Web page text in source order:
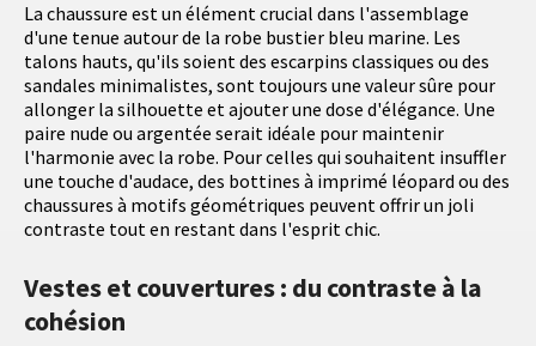
La chaussure est un élément crucial dans l'assemblage
d'une tenue autour de la robe bustier bleu marine. Les
talons hauts, qu'ils soient des escarpins classiques ou des
sandales minimalistes, sont toujours une valeur sûre pour
allonger la silhouette et ajouter une dose d'élégance. Une
paire nude ou argentée serait idéale pour maintenir
l'harmonie avec la robe. Pour celles qui souhaitent insuffler
une touche d'audace, des bottines à imprimé léopard ou des
chaussures à motifs géométriques peuvent offrir un joli
contraste tout en restant dans l'esprit chic.
Vestes et couvertures : du contraste à la
cohésion